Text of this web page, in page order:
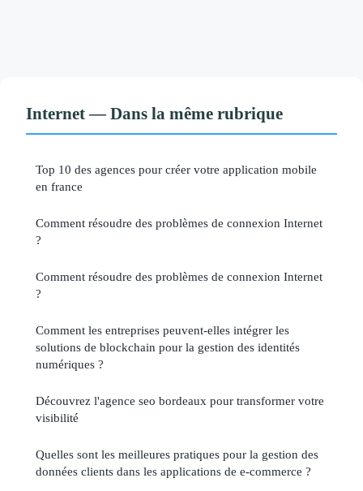
Internet — Dans la même rubrique
Top 10 des agences pour créer votre application mobile
en france
Comment résoudre des problèmes de connexion Internet
?
Comment résoudre des problèmes de connexion Internet
?
Comment les entreprises peuvent-elles intégrer les
solutions de blockchain pour la gestion des identités
numériques ?
Découvrez l'agence seo bordeaux pour transformer votre
visibilité
Quelles sont les meilleures pratiques pour la gestion des
données clients dans les applications de e-commerce ?